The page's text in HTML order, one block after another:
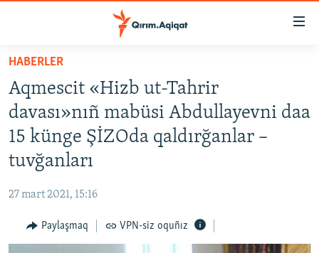
Esas
qaytmaq
Baş
navigatsiyağa
qaytmaq
Qıdıruvğa
SİYASET
İQTİSADİYAT
CEMİYET
İNSAN AQLARI
VİDEO
HABERLER
Aqmescit «Hizb ut-Tahrir
davası»nıñ mabüsi Abdullayevni daa
15 künge ŞİZOda qaldırğanlar –
tuvğanları
27 mart 2021, 15:16
Paylaşmaq VPN-siz oquñız